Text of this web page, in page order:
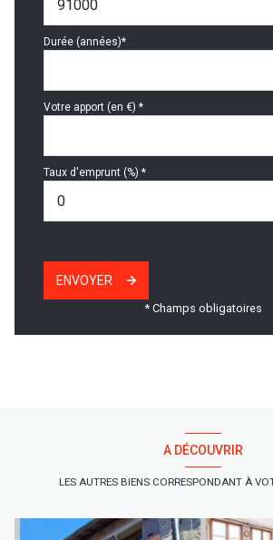
Durée (années)*
Votre apport (en €) *
Taux d'emprunt (%) *
ENVOYER
* Champs obligatoires
A DÉCOUVRIR
LES AUTRES BIENS CORRESPONDANT À